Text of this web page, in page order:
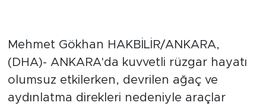
Mehmet Gökhan HAKBİLİR/ANKARA,
(DHA)- ANKARA'da kuvvetli rüzgar hayatı
olumsuz etkilerken, devrilen ağaç ve
aydınlatma direkleri nedeniyle araçlar